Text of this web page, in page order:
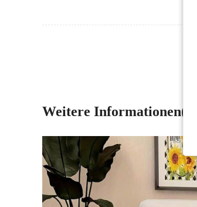
Weitere Informationen(8)